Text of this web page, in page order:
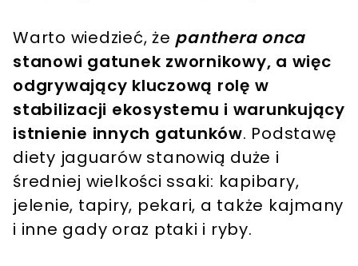
Warto wiedzieć, że panthera onca
stanowi gatunek zwornikowy, a więc
odgrywający kluczową rolę w
stabilizacji ekosystemu i warunkujący
istnienie innych gatunków. Podstawę
diety jaguarów stanowią duże i
średniej wielkości ssaki: kapibary,
jelenie, tapiry, pekari, a także kajmany
i inne gady oraz ptaki i ryby.